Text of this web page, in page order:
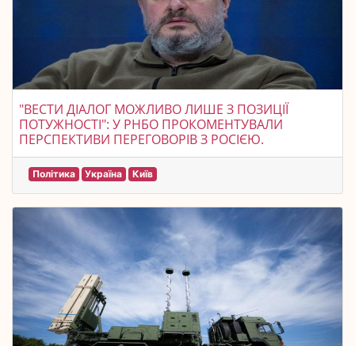
"ВЕСТИ ДІАЛОГ МОЖЛИВО ЛИШЕ З ПОЗИЦІЇ
ПОТУЖНОСТІ": У РНБО ПРОКОМЕНТУВАЛИ
ПЕРСПЕКТИВИ ПЕРЕГОВОРІВ З РОСІЄЮ.
Політика Україна Київ